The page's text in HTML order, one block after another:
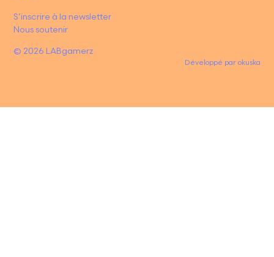
S’inscrire à la newsletter
Nous soutenir
© 2026 LABgamerz
Développé par okuska